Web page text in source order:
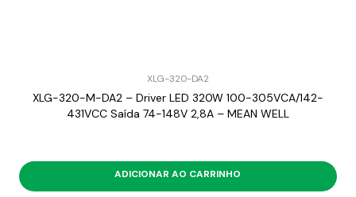
XLG-320-DA2
XLG-320-M-DA2 – Driver LED 320W 100-305VCA/142-
431VCC Saída 74-148V 2,8A – MEAN WELL
ADICIONAR AO CARRINHO